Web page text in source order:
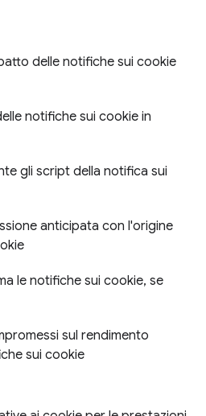
delle notifiche sui cookie
notifiche sui cookie in
gli script della notifica sui
anticipata con l'origine
le notifiche sui cookie, se
sul rendimento
sui cookie